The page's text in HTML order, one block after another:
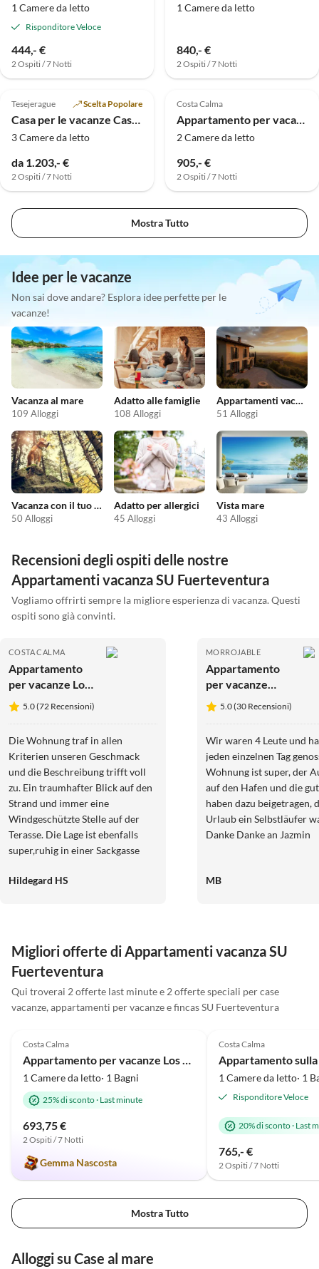
1 Camere da letto
Risponditore Veloce
444,- €
2 Ospiti / 7 Notti
1 Camere da letto
840,- €
2 Ospiti / 7 Notti
Tesejerague Scelta Popolare
3 Camere da letto
da 1.203,- €
2 Ospiti / 7 Notti
Costa Calma
2 Camere da letto
905,- €
2 Ospiti / 7 Notti
Mostra Tutto
Idee per le vacanze
Non sai dove andare? Esplora idee perfette per le
vacanze!
Vacanza al mare
109 Alloggi
Adatto alle famiglie
108 Alloggi
Appartamenti vacanze economici
51 Alloggi
Vacanza con il tuo cane
50 Alloggi
Adatto per allergici
45 Alloggi
Vista mare
43 Alloggi
Recensioni degli ospiti delle nostre
Appartamenti vacanza SU Fuerteventura
Vogliamo offrirti sempre la migliore esperienza di vacanza. Questi
ospiti sono già convinti.
COSTA CALMA
Appartamento
per vacanze Los
Hibiscos
5.0 (72 Recensioni)
Die Wohnung traf in allen
Kriterien unseren Geschmack
und die Beschreibung trifft voll
zu. Ein traumhafter Blick auf den
Strand und immer eine
Windgeschützte Stelle auf der
Terasse. Die Lage ist ebenfalls
super,ruhig in einer Sackgasse
Handtuch zum Schwimmen
Wohnanlage ist eine sehr schöne
Strandbar, für einen perfekten
Abschluß eines schönen
Strandtages. Die Wohnung ist
sehr gut ausgestattet und wir
sehr nett empfangen und betreut.
Wir hatten einen tollen Urlaub.
Vielen Dank hierfür.
Hildegard HS
MORROJABLE
Appartamento
per vacanze
Vista mare
fantastica
5.0 (30 Recensioni)
Wir waren 4 Leute und
jeden einzelnen Tag
Wohnung ist super, der
auf den Hafen und die
haben dazu beigetragen,
Urlaub ein Selbstläufer
Danke Danke an Jazmin
MB
Migliori offerte di Appartamenti vacanza SU
Fuerteventura
Qui troverai 2 offerte last minute e 2 offerte speciali per case
vacanze, appartamenti per vacanze e fincas SU Fuerteventura
Costa Calma
Appartamento per vacanze Los Hibiscos
1 Camere da letto· 1 Bagni
25% di sconto· Last minute
693,75 €
2 Ospiti / 7 Notti
Gemma Nascosta
Costa Calma
1 Camere da letto· 1
Risponditore Veloce
20% di sconto· Last
765,- €
2 Ospiti / 7 Notti
Mostra Tutto
Alloggi su Case al mare